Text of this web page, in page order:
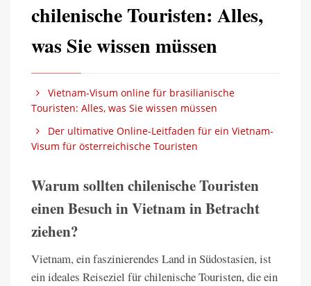
chilenische Touristen: Alles,
was Sie wissen müssen
Vietnam-Visum online für brasilianische
Touristen: Alles, was Sie wissen müssen
Der ultimative Online-Leitfaden für ein Vietnam-
Visum für österreichische Touristen
Warum sollten chilenische Touristen
einen Besuch in Vietnam in Betracht
ziehen?
Vietnam, ein faszinierendes Land in Südostasien, ist
ein ideales Reiseziel für chilenische Touristen, die ein